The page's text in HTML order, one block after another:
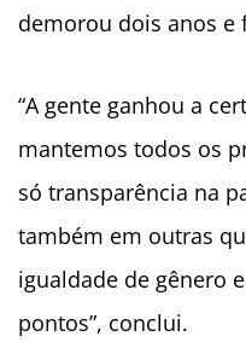
demorou dois anos e
“A gente ganhou a
mantemos todos os
só transparência na
também em outras
igualdade de gênero
pontos”, conclui.